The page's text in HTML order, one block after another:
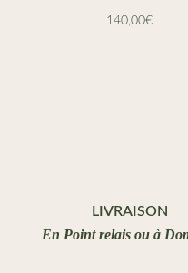
140,00€
LIVRAISON
En Point relais ou à